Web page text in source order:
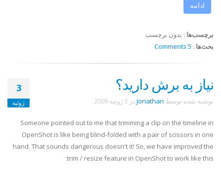
ادامه
برچسب‌ها : بدون برچسب
بحث‌ها :
5 Comments
3
ژوئیه
نیاز به برش دارید؟
نوشته شده توسط Jonathan در 3 ژوئیه 2009 .
Someone pointed out to me that trimming a clip on the timeline in
OpenShot is like being blind-folded with a pair of scissors in one
hand. That sounds dangerous doesn't it! So, we have improved the
trim / resize feature in OpenShot to work like this: